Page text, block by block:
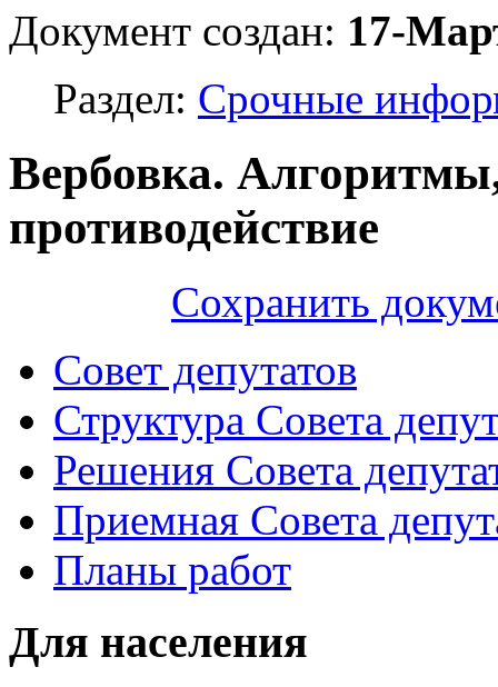
Документ создан: 17-
Раздел: Срочные
Вербовка.
противодействие
Сохранить
Совет депутатов
Структура Совета
Решения Совета
Приемная Совета
Планы работ
Для населения